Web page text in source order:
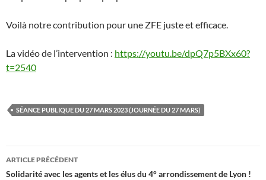
Voilà notre contribution pour une ZFE juste et efficace.
La vidéo de l’intervention : https://youtu.be/dpQ7p5BXx60?
t=2540
SÉANCE PUBLIQUE DU 27 MARS 2023 (JOURNÉE DU 27 MARS)
Navigation
des
ARTICLE PRÉCÉDENT
Solidarité avec les agents et les élus du 4° arrondissement de Lyon !